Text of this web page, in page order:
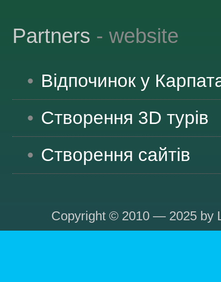
Partners - website
Відпочинок у
Створення 3D турів
Створення сайтів
Copyright © 2010 — 2025 by